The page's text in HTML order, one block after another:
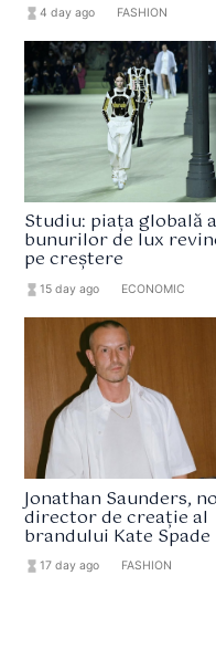
hourglass_full4 day ago FASHION
Studiu: piața globală a
bunurilor de lux
pe creștere
hourglass_full15 day ago ECONOMIC
Jonathan Saunders,
director de creație al
brandului Kate Spade
hourglass_full17 day ago FASHION